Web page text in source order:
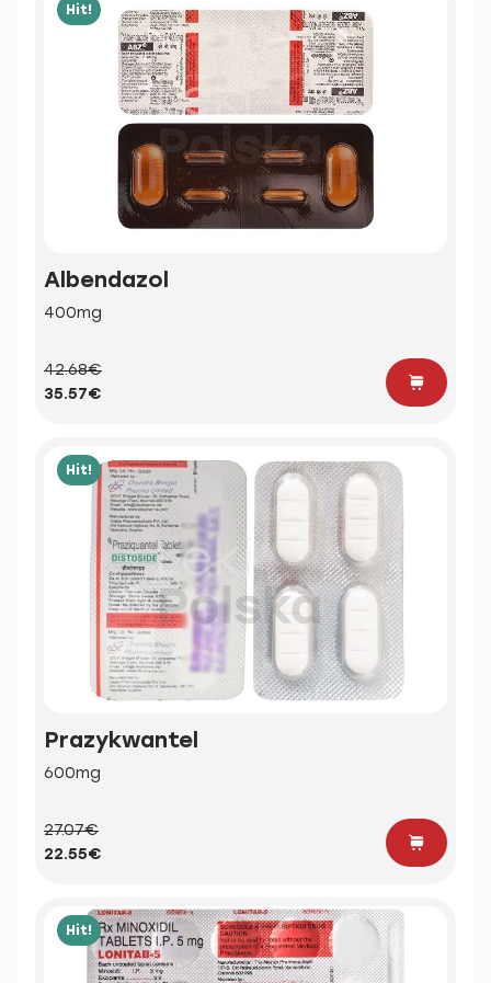
Hit!
Albendazol
400mg
42.68€
35.57€
Hit!
Prazykwantel
600mg
27.07€
22.55€
Hit!